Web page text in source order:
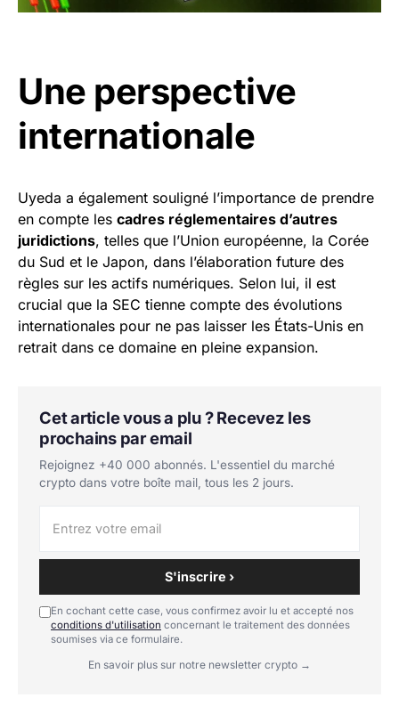
Une perspective
internationale
Uyeda a également souligné l’importance de prendre
en compte les cadres réglementaires d’autres
juridictions, telles que l’Union européenne, la Corée
du Sud et le Japon, dans l’élaboration future des
règles sur les actifs numériques. Selon lui, il est
crucial que la SEC tienne compte des évolutions
internationales pour ne pas laisser les États-Unis en
retrait dans ce domaine en pleine expansion.
Cet article vous a plu ? Recevez les
prochains par email
Rejoignez +40 000 abonnés. L'essentiel du marché
crypto dans votre boîte mail, tous les 2 jours.
S'inscrire ›
En cochant cette case, vous confirmez avoir lu et accepté nos
conditions d'utilisation concernant le traitement des données
soumises via ce formulaire.
En savoir plus sur notre newsletter crypto →